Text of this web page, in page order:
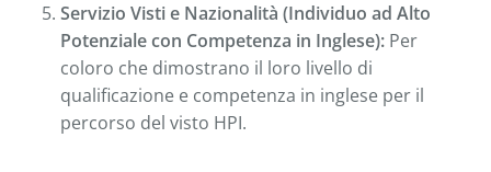
Servizio Visti e Nazionalità (Individuo ad Alto
Potenziale con Competenza in Inglese): Per
coloro che dimostrano il loro livello di
qualificazione e competenza in inglese per il
percorso del visto HPI.